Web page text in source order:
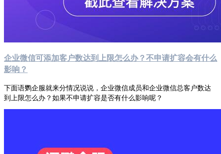
企业微信可添加客户数达到上限怎么办？不申请扩容会有什么
影响？
下面语鹦企服就来分情况说说，企业微信成员和企业微信总客户数达
到上限怎么办？如果不申请扩容是否有什么影响呢？